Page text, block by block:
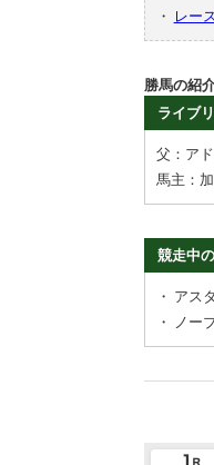
・
レー
勝馬の紹
ライブ
父：ア
馬主：
競走中
・ アス
・
ノー